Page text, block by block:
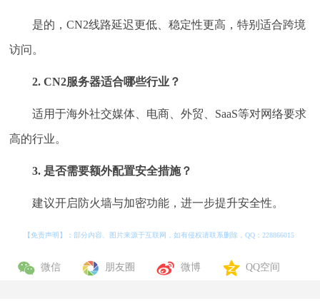
是的，CN2线路延迟更低、稳定性更高，特别适合跨境
访问。
2. CN2服务器适合哪些行业？
适用于海外社交媒体、电商、外贸、SaaS等对网络要求
高的行业。
3. 是否需要额外配置安全措施？
建议开启防火墙与加密功能，进一步提升安全性。
【免责声明】：部分内容、图片来源于互联网，如有侵权请联系删除，QQ：228866015
微信 朋友圈 微博 QQ空间